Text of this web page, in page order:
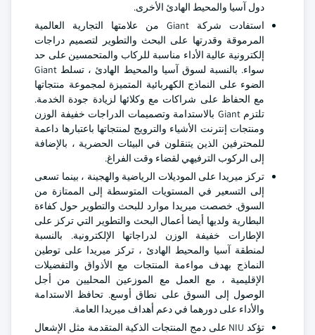
دول آسيا والمحيط الهادئ الأخرى.
استفادت شركة Giant من علامتها التجارية العالمية
المرموقة وقدرتها على البحث والتطوير لتصميم دراجات
إلكترونية عالية الأداء مناسبة للركاب والمتحمسين على حد
سواء. بالنسبة لسوق آسيا والمحيط الهادئ ، تسلط Giant
الضوء على النماذج الكهربائية المتميزة لمجموعة منتجاتها
مع الحفاظ على شراكات مع وكلائها لزيادة جودة الخدمة.
تلتزم Giant بالاستدامة وتصميمات الدراجات خفيفة الوزن
ومنتجات إنترنت الأشياء والترويج لمنتجاتها باعتبارها داعمة
للمحترفين الذين يتنقلون في البيئات الحضرية ، بالإضافة
إلى الركوب الترفيهي لقضاء وقت الفراغ.
تركز ميريدا على الموديلات الرياضية والهجينة ، بينما تسعى
إلى التسعير في المستويات المتوسطة إلى الممتازة من
السوق. خصصت ميريدا موارد للبحث والتطوير حول كفاءة
البطارية ولديها أيضا أعمال البحث والتطوير التي تركز على
الإطارات خفيفة الوزن لدراجاتها الإلكترونية. بالنسبة
لمنطقة آسيا والمحيط الهادئ ، تركز ميريدا على توطين
النماذج بهدف مواءمة المنتجات مع الأذواق والتفضيلات
الإقليمية ، مع العمل مع الموزعين المحليين من أجل
الوصول إلى السوق على نطاق أوسع. تحافظ الاستدامة
والأداء على دورهما في دعم أهداف ميريدا العامة.
تؤكد NIU على دمج المنتجات الذكية المتقدمة مثل الإشعال